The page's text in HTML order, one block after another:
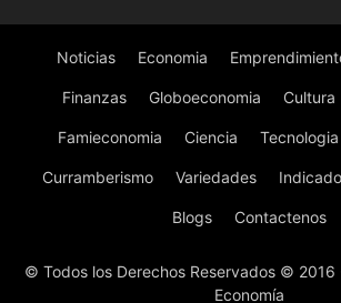
Noticias Economia
Finanzas Globoeconomia Cultura
Famieconomia Ciencia Tecnologia
Curramberismo Variedades
Blogs Contactenos
© Todos los Derechos Reservados © 2016
Economía